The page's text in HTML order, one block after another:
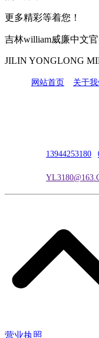
更多精彩等着您！
吉林william威廉中文
JILIN YONGLONG
网站首页 关于我
13944253180
营业执照